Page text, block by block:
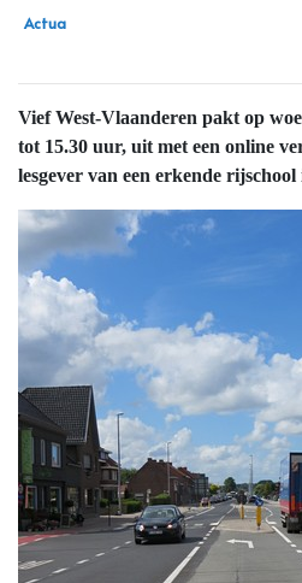
Actua
Vief West-Vlaanderen pakt op
tot 15.30 uur, uit met een online
lesgever van een erkende